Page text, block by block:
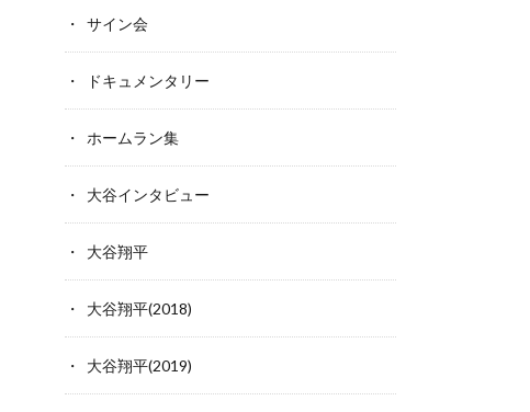
サイン会
ドキュメンタリー
ホームラン集
大谷インタビュー
大谷翔平
大谷翔平(2018)
大谷翔平(2019)